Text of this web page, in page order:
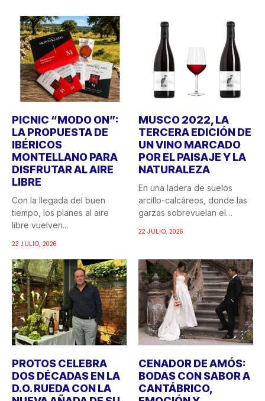
PICNIC “MODO ON”:
LA PROPUESTA DE
IBÉRICOS
MONTELLANO PARA
DISFRUTAR AL AIRE
LIBRE
Con la llegada del buen
tiempo, los planes al aire
libre vuelven...
22 JULIO, 2026
MUSCO 2022, LA
TERCERA EDICIÓN DE
UN VINO MARCADO
POR EL PAISAJE Y LA
NATURALEZA
En una ladera de suelos
arcillo-calcáreos, donde las
garzas sobrevuelan el
22 JULIO, 2026
PROTOS CELEBRA
DOS DÉCADAS EN LA
D.O. RUEDA CON LA
CENADOR DE AMÓS:
BODAS CON SABOR A
CANTÁBRICO,